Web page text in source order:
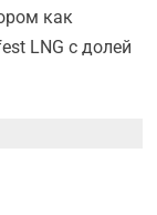
как
LNG с долей